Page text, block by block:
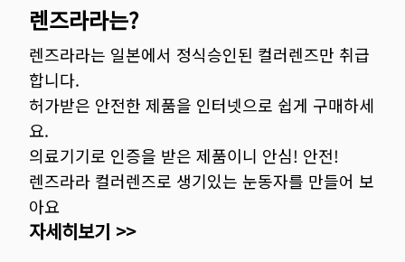
렌즈라라는?
렌즈라라는 일본에서 정식승인된 컬러렌즈만 취급
합니다.
허가받은 안전한 제품을 인터넷으로 쉽게 구매하세
요.
의료기기로 인증을 받은 제품이니 안심! 안전!
렌즈라라 컬러렌즈로 생기있는 눈동자를 만들어 보
아요
자세히보기 >>